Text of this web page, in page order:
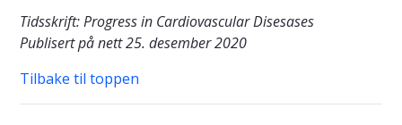
Tidsskrift: Progress in Cardiovascular Disesases
Publisert på nett 25. desember 2020
Tilbake til toppen